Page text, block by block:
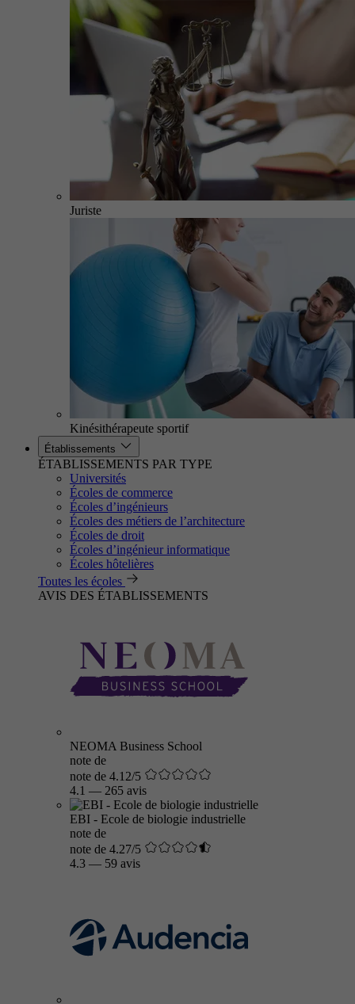
Juriste
Kinésithérapeute sportif
Établissements
ÉTABLISSEMENTS PAR TYPE
Universités
Écoles de commerce
Écoles d’ingénieurs
Écoles des métiers de l’architecture
Écoles de droit
Écoles d’ingénieur informatique
Écoles hôtelières
Toutes les écoles
AVIS DES ÉTABLISSEMENTS
NEOMA Business School
note de
note de 4.12/5
4.1 — 265 avis
EBI - Ecole de biologie industrielle
note de
note de 4.27/5
4.3 — 59 avis